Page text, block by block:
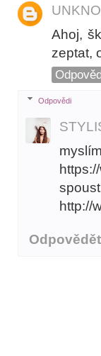
Ahoj,
zeptat,
Odpovědi
http://
Odpovědět